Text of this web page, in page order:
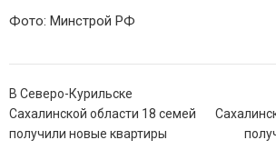
Фото: Минстрой РФ
Навигация
по
записям
В Северо-Курильске
Сахалинской области 18 семей
получили новые квартиры